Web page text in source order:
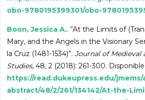
obo-9780195399301/obo-
Boon, Jessica A.. “At the Limits of
Mary, and the Angels in the Visionary
la Cruz (1481-1534)”.Journal of Medieval
Studies, 48, 2 (2018): 261-300.
https://read.dukeupress.edu/
abstract/48/2/261/134142/At-the-